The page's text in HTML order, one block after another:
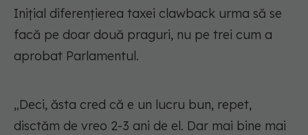
Inițial diferențierea taxei clawback urma să se
facă pe doar două praguri, nu pe trei cum a
aprobat Parlamentul.
„Deci, ăsta cred că e un lucru bun, repet,
disctăm de vreo 2-3 ani de el. Dar mai bine mai